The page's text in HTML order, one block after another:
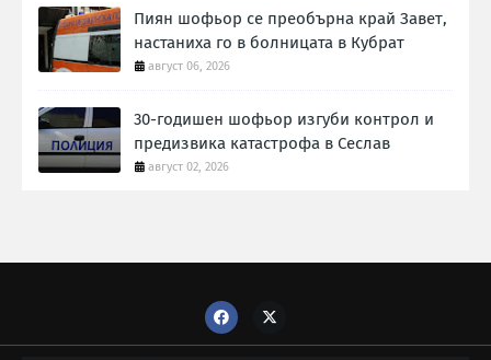
Пиян шофьор се преобърна край Завет,
настаниха го в болницата в Кубрат
август 06, 2026
30-годишен шофьор изгуби контрол и
предизвика катастрофа в Сеслав
август 02, 2026